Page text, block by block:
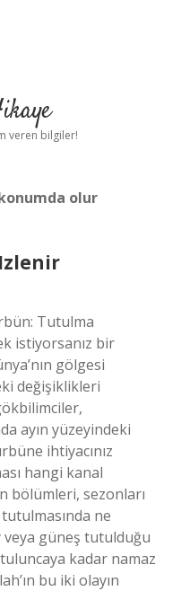
veren bilgiler!
olur
Tutulma
istiyorsanız bir
gölgesi
değişiklikleri
ayın yüzeyindeki
ihtiyacınız
hangi kanal
bölümleri, sezonları
ne
veya güneş tutulduğu
kadar namaz
bu iki olayın